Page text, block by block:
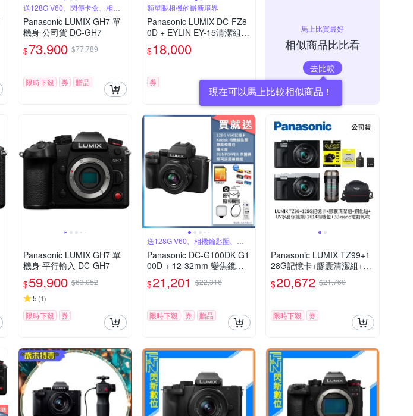
送128G V60、閃傳卡盒、相機
鑰匙圈
Panasonic LUMIX GH7 單
機身 公司貨 DC-GH7
$73,900 $77,789
限時下殺 券 贈品
類單眼相機的嶄新境界
Panasonic LUMIX DC-FZ8
0D + EYLIN EY-15清潔組 +
SunLight ZY-2614相機包 +
EirMai 銳瑪 HD-100C電子
$18,000
券
馬上比買最好
相似商品比比看
去比較
現在可以馬上比較相似商品！
Panasonic LUMIX GH7 單
機身 平行輸入 DC-GH7
$59,900 $63,052
5 (1)
限時下殺 券
送128G V60、相機鑰匙圈、原
廠包
Panasonic DC-G100DK G1
00D + 12-32mm 變焦鏡組
公司貨
$21,201 $22,316
限時下殺 券 贈品
Panasonic LUMIX TZ99+1
28G記憶卡+膠囊清潔組+鋼
化貼+水晶保護鏡+2614相機
包+NITECORE BB nano 迷
$20,672 $21,760
限時下殺 券